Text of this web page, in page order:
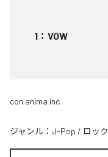
1 ： VOW
con anima inc.
ジャンル： J-Pop / ロック